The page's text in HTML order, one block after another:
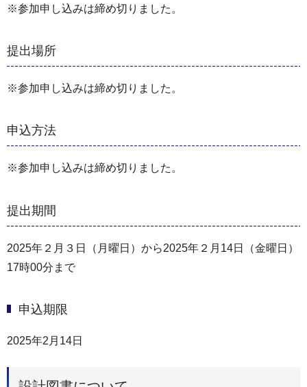
※参加申し込みは締め切りました。
提出場所
※参加申し込みは締め切りました。
申込方法
※参加申し込みは締め切りました。
提出期間
2025年２月３日（月曜日）から2025年２月14日（金曜日）
17時00分まで
申込期限
2025年2月14日